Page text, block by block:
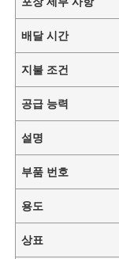
배달 시간
지불 조건
공급 능력
설명
부품 번호
용도
상표